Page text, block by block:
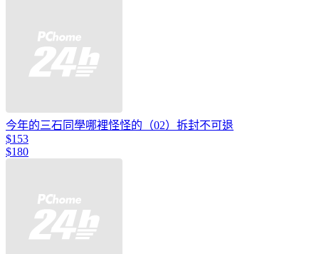
今年的三石同學哪裡怪怪的（02）拆封不可退
$153
$180